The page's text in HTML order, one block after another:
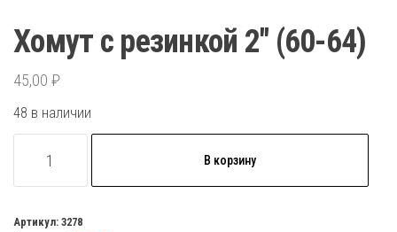
Хомут с резинкой 2″ (60-64)
45,00 ₽
48 в наличии
товара
с
В корзину
Артикул: 3278